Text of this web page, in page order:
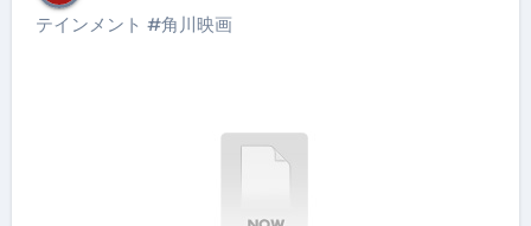
テインメント #角川映画